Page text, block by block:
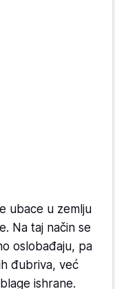
ubace u zemlju
Na taj način se
oslobađaju, pa
đubriva, već
ishrane.